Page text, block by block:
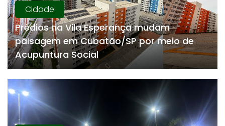
Cidade
Prédios na Vila Esperança mudam
paisagem em Cubatão/SP por meio de
Acupuntura Social